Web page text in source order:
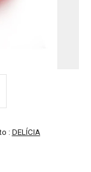
: DELÍCIA